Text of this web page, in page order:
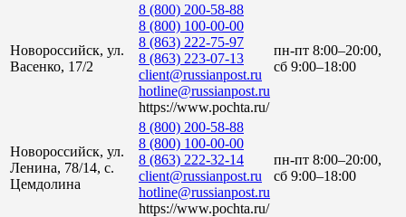
Новороссийск, ул.
Васенко, 17/2
8 (800) 200-58-88
8 (800) 100-00-00
8 (863) 222-75-97
8 (863) 223-07-13
client@russianpost.ru
hotline@russianpost.ru
https://www.pochta.ru/
пн-пт 8:00–20:00,
сб 9:00–18:00
Новороссийск, ул.
Ленина, 78/14, с.
Цемдолина
8 (800) 200-58-88
8 (800) 100-00-00
8 (863) 222-32-14
client@russianpost.ru
hotline@russianpost.ru
https://www.pochta.ru/
пн-пт 8:00–20:00,
сб 9:00–18:00